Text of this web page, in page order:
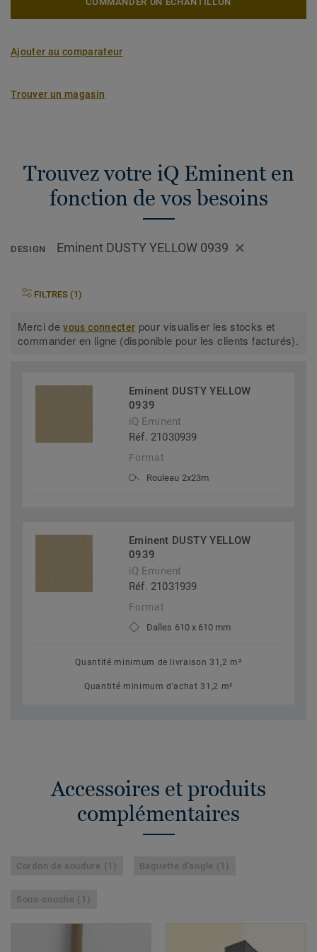
Ajouter au comparateur
Trouver un magasin
Trouvez votre iQ Eminent en
fonction de vos besoins
DESIGN Eminent DUSTY YELLOW 0939
FILTRES (1)
Merci devous connecter pour visualiser les stocks et
commander en ligne (disponible pour les clients facturés).
Eminent DUSTY YELLOW
0939
iQ Eminent
Réf. 21030939
Format
Rouleau 2x23m
Eminent DUSTY YELLOW
0939
iQ Eminent
Réf. 21031939
Format
Dalles 610 x 610 mm
Quantité minimum de livraison 31,2 m²
Quantité minimum d'achat 31,2 m²
Accessoires et produits
complémentaires
Cordon de soudure (1) Baguette d'angle (1)
Sous-couche (1)